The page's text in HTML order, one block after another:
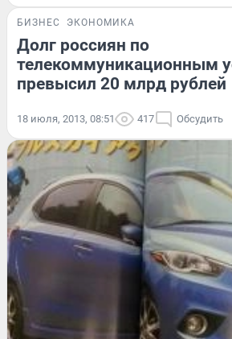
БИЗНЕС ЭКОНОМИКА
Долг россиян по
телекоммуникационным
превысил 20 млрд рублей
18 июля, 2013, 08:51 417 Обсудить